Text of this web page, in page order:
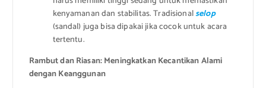
kenyamanan dan stabilitas. Tradisionalselop
(sandal) juga bisa dipakai jika cocok untuk acara
tertentu.
Rambut dan Riasan: Meningkatkan Kecantikan Alami
dengan Keanggunan